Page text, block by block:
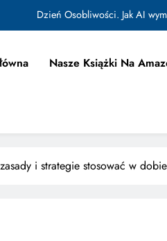
Dzień Osobliwości. Jak AI
i Aktywować Myślokształty dla
Dzień Osobliwości. Jak AI
Jak
Nasze Książki Na
i strategie stosować w